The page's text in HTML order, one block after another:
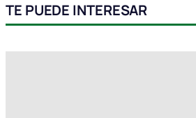
TE PUEDE INTERESAR